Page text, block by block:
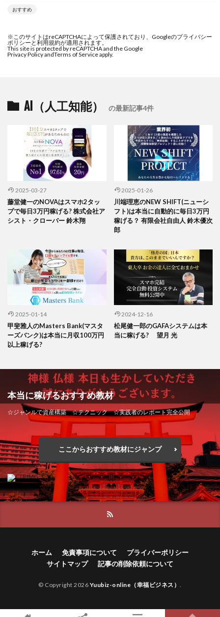
おすすめ
※このサイトはreCAPTCHAによって保護されており、Googleのプライバシー
ポリシーと利用規約が適用されます。
This site is protected by reCAPTCHA and the Google
Privacy Policy andTerms of Service apply.
AI（人工知能） の最新記事4件
2025-03-27
藤堂健一のNOVAはスマホ2タッ
プで毎日3万円稼げる? 株式会社ア
シスト・クローバー 鈴木翔
2025-01-26
川端理恵のNEW SHIFT(ニューシ
フト)は本当に自動的に毎日3万円
稼げる？ 有限会社自由人 鈴木優次
郎
2025-01-14
甲斐雅人のMasters Bank(マスタ
ーズバンク)は本当に月収100万円
以上稼げる?
2024-12-16
松尾健一郎のGAFAシステムは本
当に稼げる? 望月 光
本当に稼げるおすすめ教材
☆ジャンルで資産構築 ☆テクニック ☆実践者のレポート完全公開
ここからおすすめ教材にジャンプ
ホーム 免責事項について
プライバーポリシー
サイトマップ
記事の削除依頼について
© Copyright 2026 Yuubiz-online（幸福ビジネス）.